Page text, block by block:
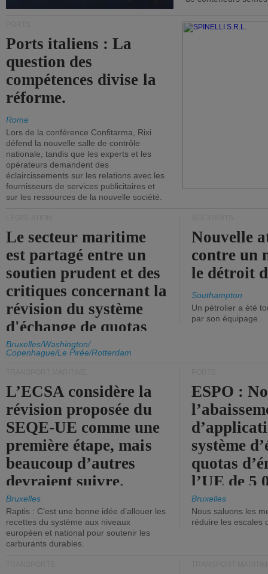
Ports italiens : La
question des
compétences divise la
réforme.
Rome
Lors de la conférence Confitarma, Rixi
défend la nouvelle salle de contrôle
nationale, tandis que les experts et les
opérateurs demandent des
éclaircissements sur les relations avec les
fournisseurs de services publicitaires et
sur les ressources de la nouvelle société.
Le secteur maritime
est partagé entre un
soutien prudent et des
critiques concernant la
révision du système
d'échange de quotas
d'émission de l'UE.
Bruxelles/Washington/
Copenhague/Le Pirée/Rotterdam
Nouvelle
contre un
le détroit
Southampton
Un pétrolier a été
par son équipage.
L’ECSA considère la
révision proposée du
SEQE-UE comme une
première étape, mais
beaucoup d’autres
devraient suivre.
Bruxelles
Raptis : C’est une bonne idée d’allouer les
recettes du système aux niveaux
européen et national pour soutenir les
carburants durables.
ESPO :
système
quotas
l’UE de 5
tonneaux
brute.
Bruxelles
Nous saluons les
réduire les escales